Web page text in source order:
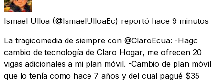
Ismael Ulloa (@IsmaelUlloaEc) reportó hace 9 minutos
La tragicomedia de siempre con @ClaroEcua: -Hago
cambio de tecnología de Claro Hogar, me ofrecen 20
vigas adicionales a mi plan móvil. -Cambio de plan móvil
que lo tenía como hace 7 años y del cual pagué $35